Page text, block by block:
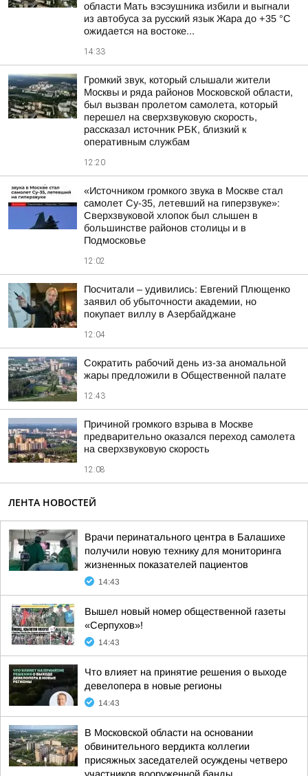
области Мать вэсэушника избили и выгнали
из автобуса за русский язык Жара до +35 °С
ожидается на востоке...
14:33
Громкий звук, который слышали жители
Москвы и ряда районов Московской области,
был вызван пролетом самолета, который
перешел на сверхзвуковую скорость,
рассказал источник РБК, близкий к
оперативным службам
12:20
«Источником громкого звука в Москве стал
самолет Су-35, летевший на гиперзвуке»:
Сверхзвуковой хлопок был слышен в
большинстве районов столицы и в
Подмосковье
12:02
Посчитали – удивились: Евгений Плющенко
заявил об убыточности академии, но
покупает виллу в Азербайджане
12:04
Сократить рабочий день из-за аномальной
жары предложили в Общественной палате
12:43
Причиной громкого взрыва в Москве
предварительно оказался переход самолета
на сверхзвуковую скорость
12:08
ЛЕНТА НОВОСТЕЙ
Врачи перинатального центра в Балашихе
получили новую технику для мониторинга
жизненных показателей пациентов
14:43
Вышел новый номер общественной газеты
«Серпухов»!
14:43
Что влияет на принятие решения о выходе
девелопера в новые регионы
14:43
В Московской области на основании
обвинительного вердикта коллегии
присяжных заседателей осуждены четверо